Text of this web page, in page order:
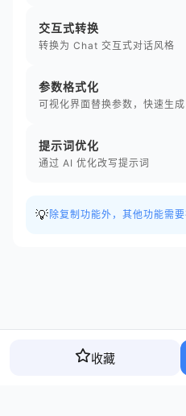
交互式转换
转换为 Chat 交互式对话风格
参数格式化
可视化界面替换参数，快速生成
提示词优化
通过 AI 优化改写提示词
💡 除复制功能外，其他功能需
收藏